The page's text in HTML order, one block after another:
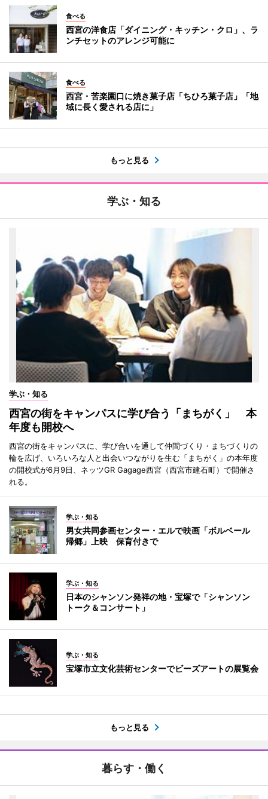
食べる
西宮の洋食店「ダイニング・キッチン・クロ」、ラ
ンチセットのアレンジ可能に
食べる
西宮・苦楽園口に焼き菓子店「ちひろ菓子店」「地
域に長く愛される店に」
もっと見る
学ぶ・知る
学ぶ・知る
西宮の街をキャンパスに学び合う「まちがく」 本
年度も開校へ
西宮の街をキャンパスに、学び合いを通して仲間づくり・まちづくりの
輪を広げ、いろいろな人と出会いつながりを生む「まちがく」の本年度
の開校式が6月9日、ネッツGR Gagage西宮（西宮市建石町）で開催さ
れる。
学ぶ・知る
男女共同参画センター・エルで映画「ボルベール
帰郷」上映 保育付きで
学ぶ・知る
日本のシャンソン発祥の地・宝塚で「シャンソン
トーク＆コンサート」
学ぶ・知る
宝塚市立文化芸術センターでビーズアートの展覧会
もっと見る
暮らす・働く